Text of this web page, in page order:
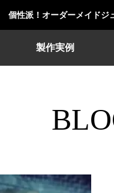
個性派！オーダーメイドジ
製作実例